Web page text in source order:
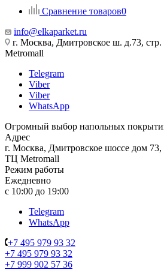
Сравнение товаров0
info@elkaparket.ru
г. Москва, Дмитровское ш. д.73,
Metromall
Telegram
Viber
Viber
WhatsApp
Огромный выбор напольных
Адрес
г. Москва, Дмитровское шоссе дом 73,
ТЦ Metromall
Режим работы
Ежедневно
с 10:00 до 19:00
Telegram
WhatsApp
+7 495 979 93 32
+7 495 979 93 32
+7 999 902 57 36